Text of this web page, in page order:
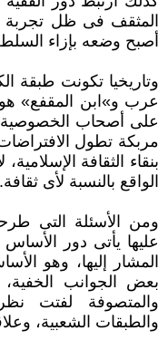
المثقف فى ظل
أصبح وضعه بإزاء
وتاريخيا تكونت طبقة
عرب و»ابن المقفع»
على أصحاب الخصوصية
مربكة تطول
بنقاء الثقافة
الواقع بالنسبة لأى ثقافة.
ومن الأسئلة التى
عليها يأتى دور الأساس
المشار إليها، وهو
بعض الجوانب
والمتصوفة لفتت
والطبقات الشعبية،